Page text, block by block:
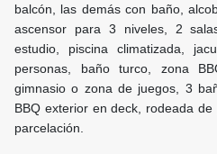
balcón, las demás con baño,
ascensor para 3 niveles, 2
estudio, piscina climatizada,
personas, baño turco, zona
gimnasio o zona de juegos, 3
BBQ exterior en deck, rodeada
parcelación.